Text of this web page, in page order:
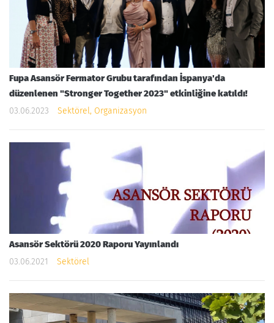
Fupa Asansör Fermator Grubu tarafından İspanya'da
düzenlenen "Stronger Together 2023" etkinliğine katıldı!
03.06.2023 Sektörel, Organizasyon
Asansör Sektörü 2020 Raporu Yayınlandı
03.06.2021 Sektörel